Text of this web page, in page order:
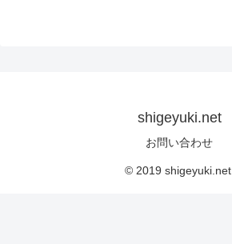
shigeyuki.net
お問い合わせ
© 2019 shigeyuki.net.